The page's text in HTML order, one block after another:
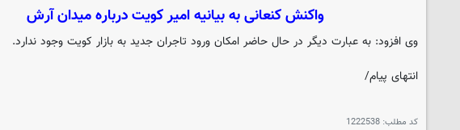
واکنش کنعانی به بیانیه امیر کویت درباره میدان آرش
وی افزود: به عبارت دیگر در حال حاضر امکان ورود تاجران جدید به بازار کویت وجود ندارد.
انتهای پیام/
کد مطلب: 1222538